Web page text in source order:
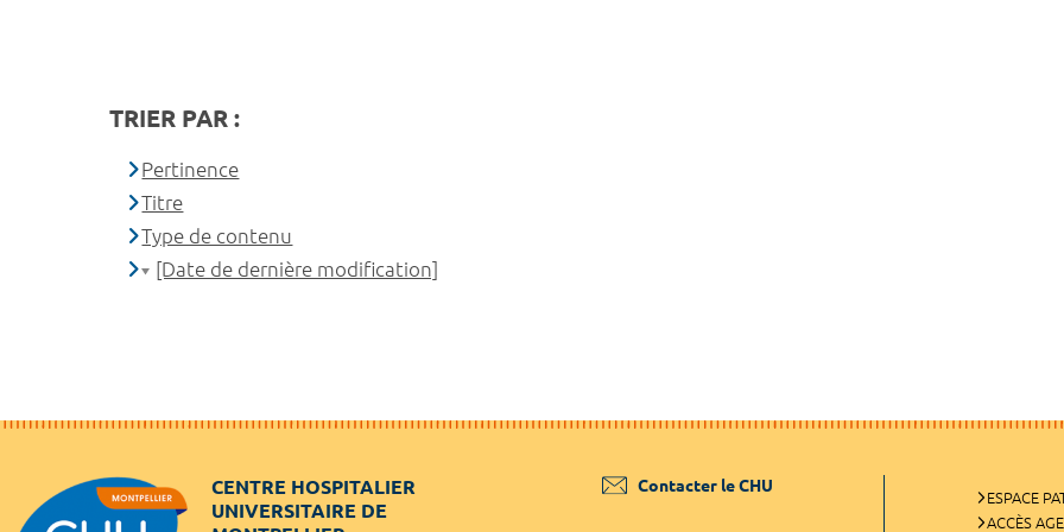
TRIER PAR :
Pertinence
Titre
Type de contenu
[Date de dernière modification]
CENTRE HOSPITALIER
UNIVERSITAIRE DE
Contacter le CHU
ESPACE
ACCÈS